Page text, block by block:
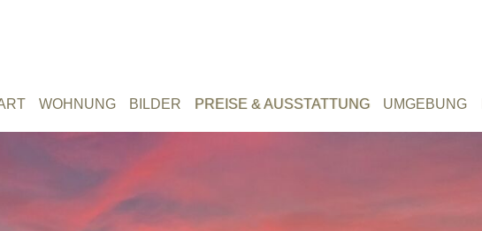
WOHNUNG BILDER PREISE & AUSSTATTUNG UMGEBUNG